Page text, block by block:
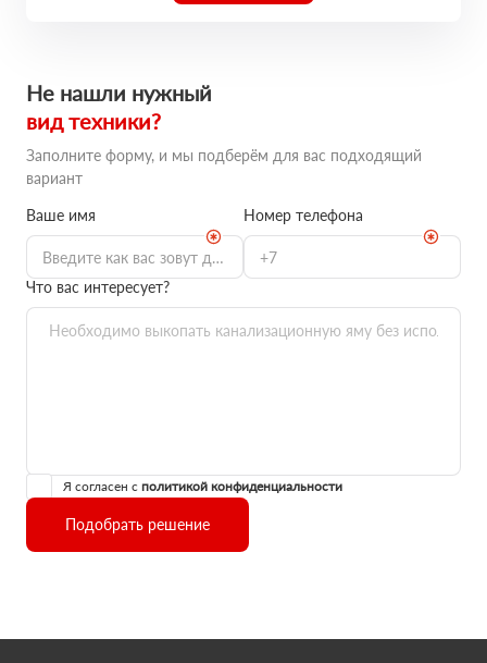
Не нашли нужный
вид техники?
Заполните форму, и мы подберём для вас подходящий
вариант
Ваше имя
Номер телефона
Что вас интересует?
Я согласен с политикой конфиденциальности
Подобрать решение